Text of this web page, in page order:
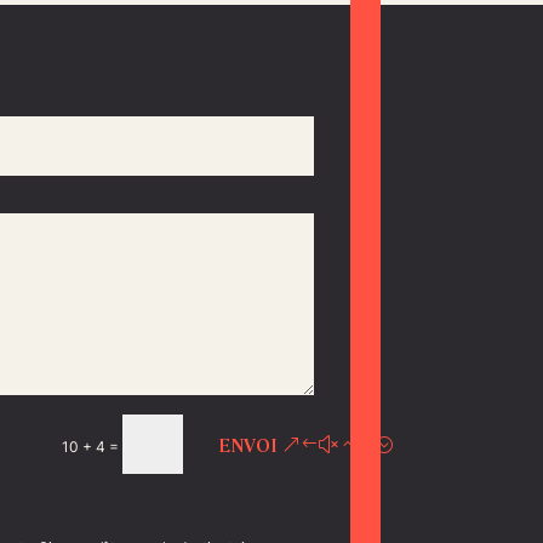
10 + 4 = ENVOI